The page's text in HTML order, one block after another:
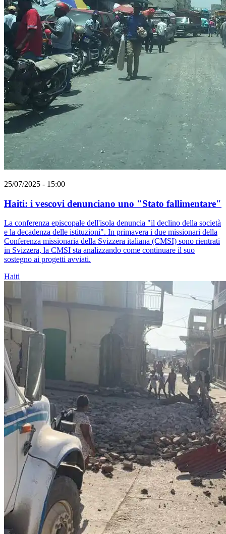
25/07/2025 - 15:00
Haiti: i vescovi denunciano uno "Stato fallimentare"
La conferenza episcopale dell'isola denuncia "il declino della società
e la decadenza delle istituzioni". In primavera i due missionari della
Conferenza missionaria della Svizzera italiana (CMSI) sono rientrati
in Svizzera, la CMSI sta analizzando come continuare il suo
sostegno ai progetti avviati.
Haiti